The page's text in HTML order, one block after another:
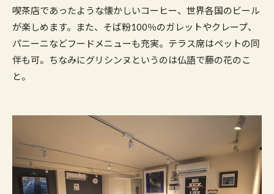
喫茶店であったような懐かしいコーヒー、世界各国のビール
が楽しめます。また、そば粉100％のガレットやクレープ、
パニーニなどフードメニューも充実。テラス席はペットの同
伴も可。ちなみにグリシンヌというのは仏語で藤の花のこ
と。